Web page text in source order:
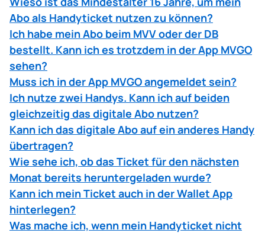
Falls das nicht funktioniert, überprüfen Sie im
MVG-Kundenportal unterVertragsverwaltung
Sie Ihr Abo als Handyticket konfiguriert haben.
UnterTicketsfinden Sie Ihren Abovertrag
bzw. Ihr persönliches Ticket für den aktuellen
Monat.
Bitte denken Sie daran, zum Monatswechsel
Fahrtantritt die App zu öffnen. So wird das neue
Ticketautomatisch heruntergeladen.
Wallet-App.
So fügen Sie das Ticket zurWallet-App von Apple
hinzu:
1. MVGO App öffnen und das aktive
Deutschlandticket unterMeine Ticketsaufrufen.
2. Im Ticketlayout auf die Ticket-Optionen klicken.
3. Im erscheinenden Menü auf den Button
Hinzufügen zu Apple Walletklicken.
4. In der erscheinenden Wallet-App Ansicht
Hinzufügen klicken.
5. Das Wallet-Ticket wurde ohne weitere
Bestätigung zur Wallet-App hinzugefügt.
► So hinterlegen Sie Ihr Ticket in der Apple
Wallet:
Anleitung
Abo als Handyticket nutzen zu können?
Ich habe mein Abo beim MVV oder der DB
bestellt. Kann ich es trotzdem in der App MVGO
sehen?
Muss ich in der App MVGO angemeldet sein?
Ich nutze zwei Handys. Kann ich auf beiden
gleichzeitig das digitale Abo nutzen?
Kann ich das digitale Abo auf ein anderes Handy
übertragen?
Wie sehe ich, ob das Ticket für den nächsten
Monat bereits heruntergeladen wurde?
Kann ich mein Ticket auch in der Wallet App
hinterlegen?
Was mache ich, wenn mein Handyticket nicht